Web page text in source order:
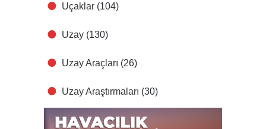
Uçaklar (104)
Uzay (130)
Uzay Araçları (26)
Uzay Araştırmaları (30)